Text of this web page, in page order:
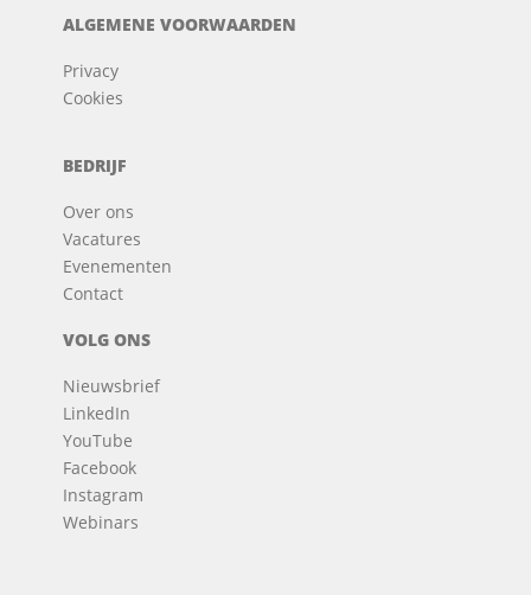
ALGEMENE VOORWAARDEN
Privacy
Cookies
BEDRIJF
Over ons
Vacatures
Evenementen
Contact
VOLG ONS
Nieuwsbrief
LinkedIn
YouTube
Facebook
Instagram
Webinars